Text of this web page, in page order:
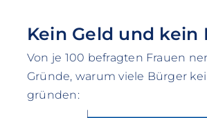
Kein Geld und kein
Von je 100 befragten Frauen
Gründe, warum viele Bürger
gründen: